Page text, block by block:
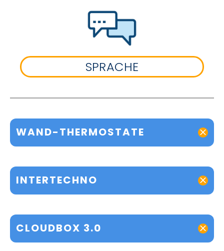
SPRACHE
WAND-THERMOSTATE
INTERTECHNO
CLOUDBOX 3.0